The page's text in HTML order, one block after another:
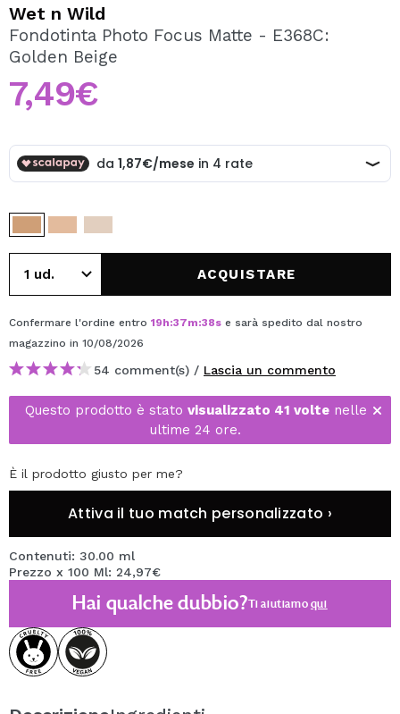
Creando un account su Maquibeauty.it potrai fare i tuoi
acquisti velocemente, controllare lo stato dei tuoi ordini e
Wet n Wild
Fondotinta Photo Focus Matte - E368C:
Golden Beige
7,49€
ACQUISTARE
Confermare l'ordine entro 19h:37m:38s e sarà spedito dal nostro
magazzino in 10/08/2026
54 comment(s) / Lascia un commento
Questo prodotto è stato visualizzato 41 voltenelle
ultime 24 ore.
È il prodotto giusto per me?
Attiva il tuo match personalizzato ›
Contenuti: 30.00 ml
Prezzo x 100 Ml: 24,97€
Hai qualche dubbio?Ti aiutiamoqui